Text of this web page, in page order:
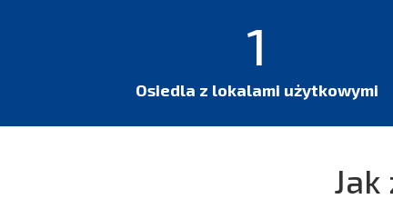
3
Osiedla z lokalami użytkowymi
Jak